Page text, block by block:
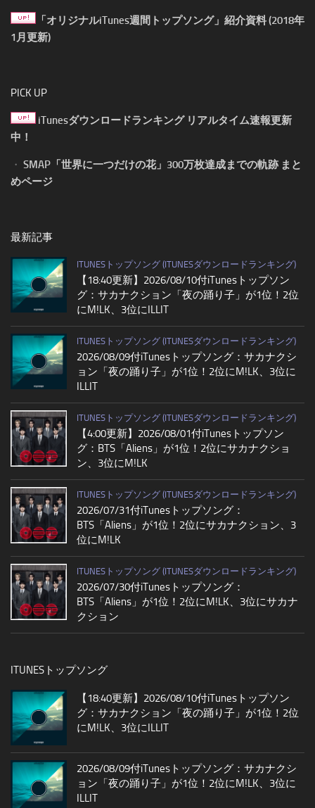
「オリジナルiTunes週間トップソング」紹介資料 (2018年
1月更新)
PICK UP
iTunesダウンロードランキング リアルタイム速報更新
中！
・ SMAP「世界に一つだけの花」300万枚達成までの軌跡 まと
めページ
最新記事
ITUNESトップソング (ITUNESダウンロードランキング)
【18:40更新】2026/08/10付iTunesトップソン
グ：サカナクション「夜の踊り子」が1位！2位
にM!LK、3位にILLIT
ITUNESトップソング (ITUNESダウンロードランキング)
2026/08/09付iTunesトップソング：サカナクシ
ョン「夜の踊り子」が1位！2位にM!LK、3位に
ILLIT
ITUNESトップソング (ITUNESダウンロードランキング)
【4:00更新】2026/08/01付iTunesトップソン
グ：BTS「Aliens」が1位！2位にサカナクショ
ン、3位にM!LK
ITUNESトップソング (ITUNESダウンロードランキング)
2026/07/31付iTunesトップソング：
BTS「Aliens」が1位！2位にサカナクション、3
位にM!LK
ITUNESトップソング (ITUNESダウンロードランキング)
2026/07/30付iTunesトップソング：
BTS「Aliens」が1位！2位にM!LK、3位にサカナ
クション
ITUNESトップソング
【18:40更新】2026/08/10付iTunesトップソン
グ：サカナクション「夜の踊り子」が1位！2位
にM!LK、3位にILLIT
2026/08/09付iTunesトップソング：サカナクシ
ョン「夜の踊り子」が1位！2位にM!LK、3位に
ILLIT